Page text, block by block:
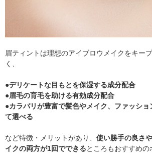
眉ティントは理想のアイブロウメイクをキー
く、
●デリケートな目もとを保湿する成分配合
●眉毛の育毛を助ける有効成分配合
●カラバリが豊富で髪色やメイク、ファッシ
て選べる
など特徴・メリットがあり、 使い勝手の良さ
イクの両方が1回でできるところもおすすめの